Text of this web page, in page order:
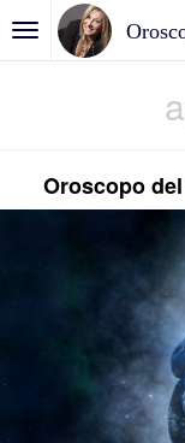
Oroscopo